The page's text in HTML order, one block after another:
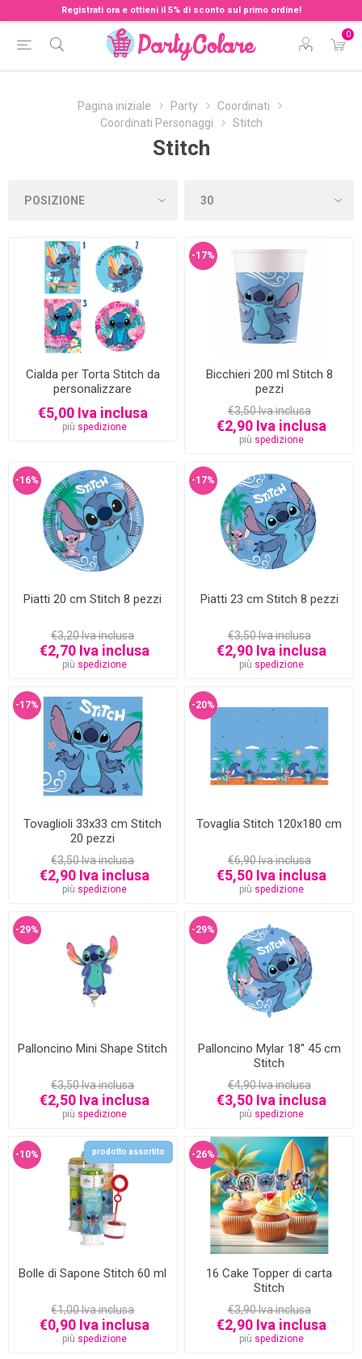
Registrati ora e ottieni il 5% di sconto sul primo ordine!
0
Pagina iniziale Party
Coordinati
Coordinati Personaggi
Stitch
Stitch
Cialda per Torta Stitch da
personalizzare
€5,00 Iva inclusa
più spedizione
-17%
Bicchieri 200 ml Stitch 8
pezzi
€3,50 Iva inclusa
€2,90 Iva inclusa
più spedizione
-16%
Piatti 20 cm Stitch 8 pezzi
€3,20 Iva inclusa
€2,70 Iva inclusa
più spedizione
-17%
Piatti 23 cm Stitch 8 pezzi
€3,50 Iva inclusa
€2,90 Iva inclusa
più spedizione
-17%
Tovaglioli 33x33 cm Stitch
20 pezzi
€3,50 Iva inclusa
€2,90 Iva inclusa
più spedizione
-20%
Tovaglia Stitch 120x180 cm
€6,90 Iva inclusa
€5,50 Iva inclusa
più spedizione
-29%
Palloncino Mini Shape Stitch
€3,50 Iva inclusa
€2,50 Iva inclusa
più spedizione
-29%
Palloncino Mylar 18'' 45 cm
Stitch
€4,90 Iva inclusa
€3,50 Iva inclusa
più spedizione
prodotto assortito
-10%
Bolle di Sapone Stitch 60 ml
€1,00 Iva inclusa
€0,90 Iva inclusa
più spedizione
-26%
16 Cake Topper di carta
Stitch
€3,90 Iva inclusa
€2,90 Iva inclusa
più spedizione